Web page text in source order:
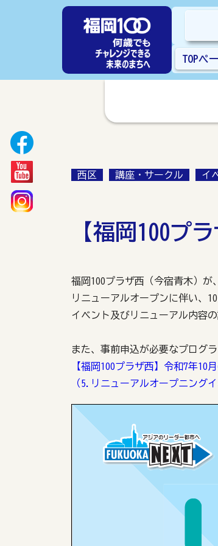
TOPペ
西区 講座・サークル イ
【福岡100プ
福岡100プラザ西（今宿青木）が
リニューアルオープンに伴い、
イベント及びリニューアル内容
また、事前申込が必要なプログ
【福岡100プラザ西】令和7年10
（5.リニューアルオープニング